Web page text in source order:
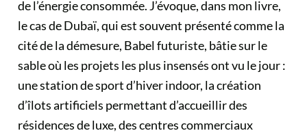
de l’énergie consommée. J’évoque, dans mon livre,
le cas de Dubaï, qui est souvent présenté comme la
cité de la démesure, Babel futuriste, bâtie sur le
sable où les projets les plus insensés ont vu le jour :
une station de sport d’hiver indoor, la création
d’îlots artificiels permettant d’accueillir des
résidences de luxe, des centres commerciaux